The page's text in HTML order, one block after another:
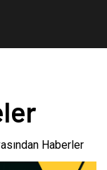
Haberler